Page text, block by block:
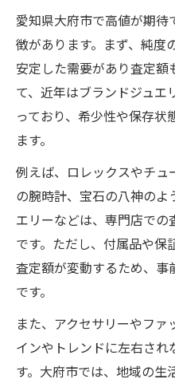
愛知県大府市で高値が期
徴があります。まず、純度
安定した需要があり査定額
て、近年はブランドジュエ
っており、希少性や保存
ます。
例えば、ロレックスやチュ
の腕時計、宝石の八神のよ
エリーなどは、専門店で
です。ただし、付属品や保
査定額が変動するため、
です。
また、アクセサリーやフ
インやトレンドに左右さ
す。大府市では、地域の